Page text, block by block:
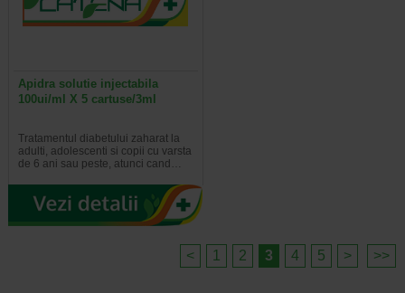
Apidra solutie injectabila
100ui/ml X 5 cartuse/3ml
Tratamentul diabetului zaharat la
adulti, adolescenti si copii cu varsta
de 6 ani sau peste, atunci cand…
< 1 2 3 4 5 > >>